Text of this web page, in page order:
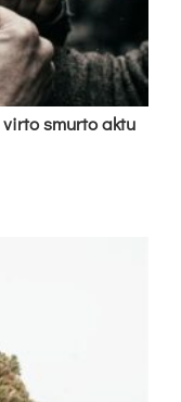
smur­to ak­tu